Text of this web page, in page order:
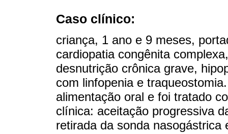
Caso clínico:
criança, 1 ano e 9 meses,
cardiopatia congênita
desnutrição crônica grave,
com linfopenia e
alimentação oral e foi tratado
clínica: aceitação progressiva
retirada da sonda